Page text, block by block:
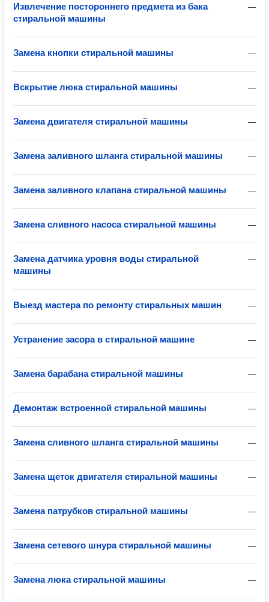
—
Извлечение постороннего предмета из бака
стиральной машины
—
Замена кнопки стиральной машины
—
Вскрытие люка стиральной машины
—
Замена двигателя стиральной машины
—
Замена заливного шланга стиральной машины
—
Замена заливного клапана стиральной машины
—
Замена сливного насоса стиральной машины
—
Замена датчика уровня воды стиральной
машины
—
Выезд мастера по ремонту стиральных машин
—
Устранение засора в стиральной машине
—
Замена барабана стиральной машины
—
Демонтаж встроенной стиральной машины
—
Замена сливного шланга стиральной машины
—
Замена щеток двигателя стиральной машины
—
Замена патрубков стиральной машины
—
Замена сетевого шнура стиральной машины
—
Замена люка стиральной машины